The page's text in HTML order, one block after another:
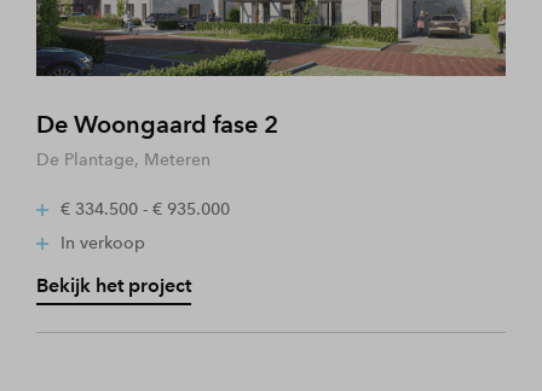
De Woongaard fase 2
De Plantage, Meteren
€ 334.500 - € 935.000
In verkoop
Bekijk het project